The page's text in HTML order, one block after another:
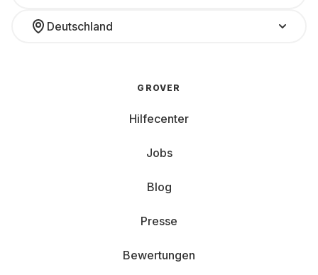
Deutschland
GROVER
Hilfecenter
Jobs
Blog
Presse
Bewertungen